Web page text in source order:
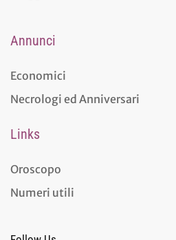
Annunci
Economici
Necrologi ed Anniversari
Links
Oroscopo
Numeri utili